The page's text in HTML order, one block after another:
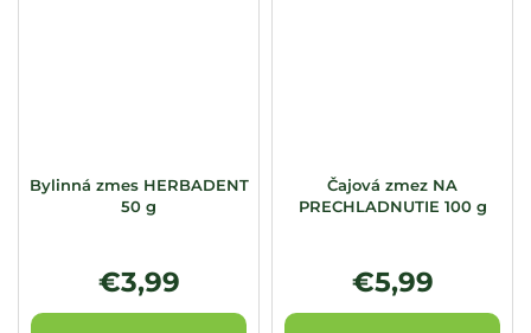
Bylinná zmes HERBADENT
50 g
€3,99
Čajová zmez NA
PRECHLADNUTIE 100 g
€5,99